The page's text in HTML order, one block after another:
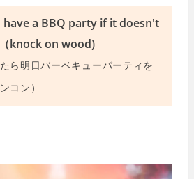
have a BBQ party if it doesn't
knock on wood)
ら明日バーベキューパーティを
コン）